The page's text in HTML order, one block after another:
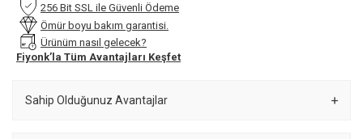
256 Bit SSL ile Güvenli Ödeme
Ömür boyu bakım garantisi.
Ürünüm nasıl gelecek?
Fiyonk’la Tüm Avantajları Keşfet
Sahip Olduğunuz Avantajlar